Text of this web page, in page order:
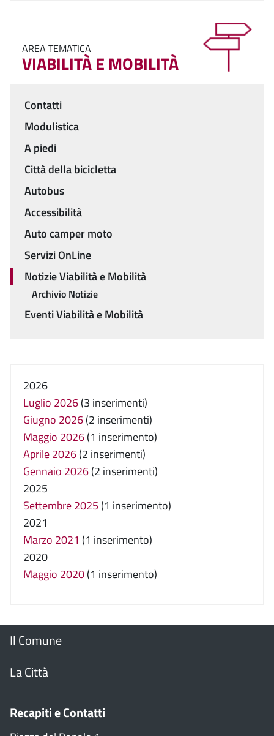
AREA TEMATICA
VIABILITÀ E MOBILITÀ
Menu
Contatti
Modulistica
A piedi
Città della bicicletta
Autobus
Accessibilità
Auto camper moto
Servizi OnLine
Notizie Viabilità e Mobilità
Archivio Notizie
Eventi Viabilità e Mobilità
2026
Luglio 2026(3 inserimenti)
Giugno 2026(2 inserimenti)
Maggio 2026(1 inserimento)
Aprile 2026(2 inserimenti)
Gennaio 2026(2 inserimenti)
2025
Settembre 2025 (1 inserimento)
2021
Marzo 2021 (1 inserimento)
2020
Maggio 2020(1 inserimento)
Menu
Footer
Il Comune
Il Sindaco
La Città
Recapiti e Contatti